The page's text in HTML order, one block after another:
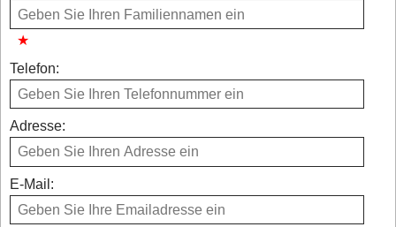
Telefon:
Adresse:
E-Mail: